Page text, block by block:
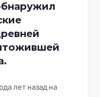
лет назад на